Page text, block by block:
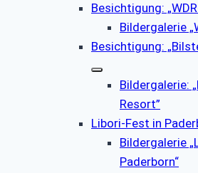
Besichtigung:
Bildergalerie
Besichtigung:
Bildergalerie:
Resort”
Libori-Fest in
Bildergalerie
Paderborn“